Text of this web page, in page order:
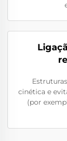
cinética e
(por